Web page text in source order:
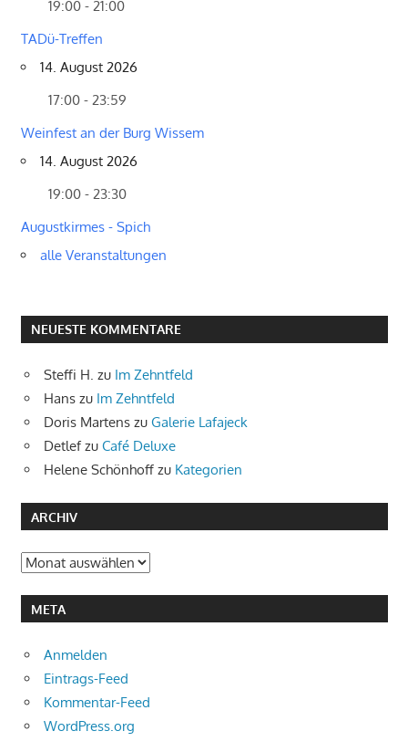
19:00 - 21:00
TADü-Treffen
14. August 2026
17:00 - 23:59
Weinfest an der Burg Wissem
14. August 2026
19:00 - 23:30
Augustkirmes - Spich
alle Veranstaltungen
NEUESTE KOMMENTARE
Steffi H. zu Im Zehntfeld
Hans zu Im Zehntfeld
Doris Martens zu Galerie Lafajeck
Detlefzu Café Deluxe
Helene Schönhoff zu Kategorien
ARCHIV
Archiv
META
Anmelden
Eintrags-Feed
Kommentar-Feed
WordPress.org